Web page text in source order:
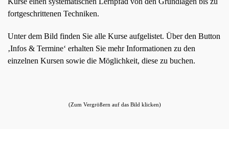
fortgeschrittenen Techniken.
Unter dem Bild finden Sie alle Kurse aufgelistet. Über den Button
‚Infos & Termine‘ erhalten Sie mehr Informationen zu den
einzelnen Kursen sowie die Möglichkeit, diese zu buchen.
(Zum Vergrößern auf das Bild klicken)